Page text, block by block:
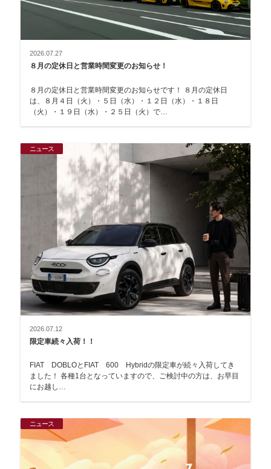
2026.07.27
８月の定休日と営業時間変更のお知らせ！
８月の定休日と営業時間変更のお知らせです！ ８月の定休日
は、８月４日（火）・５日（水）・１２日（水）・１８日
（火）・１９日（水）・２５日（火）で…
ニュース
2026.07.12
限定車続々入荷！！
FIAT DOBLOとFIAT 600 Hybridの限定車が続々入荷してき
ました！ 各種1台となっていますので、ご検討中の方は、お早目
にお越し…
ニュース